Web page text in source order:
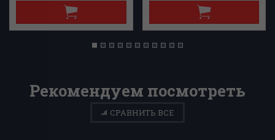
Рекомендуем посмотреть
СРАВНИТЬ ВСЕ